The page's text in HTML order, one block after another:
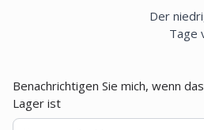
Der
Tage
Benachrichtigen Sie mich, wenn
Lager ist